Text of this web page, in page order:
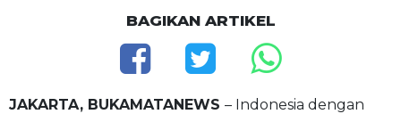
BAGIKAN ARTIKEL
JAKARTA, BUKAMATANEWS – Indonesia dengan